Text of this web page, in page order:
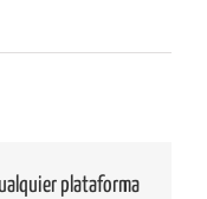
plataforma